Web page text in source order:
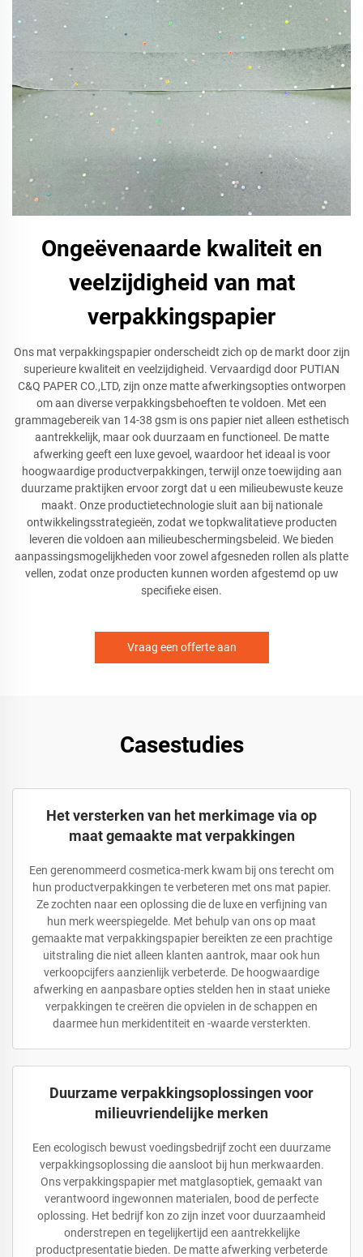
Ongeëvenaarde kwaliteit en
veelzijdigheid van mat
verpakkingspapier
Ons mat verpakkingspapier onderscheidt zich op de markt door zijn
superieure kwaliteit en veelzijdigheid. Vervaardigd door PUTIAN
C&Q PAPER CO.,LTD, zijn onze matte afwerkingsopties ontworpen
om aan diverse verpakkingsbehoeften te voldoen. Met een
grammagebereik van 14-38 gsm is ons papier niet alleen esthetisch
aantrekkelijk, maar ook duurzaam en functioneel. De matte
afwerking geeft een luxe gevoel, waardoor het ideaal is voor
hoogwaardige productverpakkingen, terwijl onze toewijding aan
duurzame praktijken ervoor zorgt dat u een milieubewuste keuze
maakt. Onze productietechnologie sluit aan bij nationale
ontwikkelingsstrategieën, zodat we topkwalitatieve producten
leveren die voldoen aan milieubeschermingsbeleid. We bieden
aanpassingsmogelijkheden voor zowel afgesneden rollen als platte
vellen, zodat onze producten kunnen worden afgestemd op uw
specifieke eisen.
Vraag een offerte aan
Casestudies
Het versterken van het merkimage via op
maat gemaakte mat verpakkingen
Een gerenommeerd cosmetica-merk kwam bij ons terecht om
hun productverpakkingen te verbeteren met ons mat papier.
Ze zochten naar een oplossing die de luxe en verfijning van
hun merk weerspiegelde. Met behulp van ons op maat
gemaakte mat verpakkingspapier bereikten ze een prachtige
uitstraling die niet alleen klanten aantrok, maar ook hun
verkoopcijfers aanzienlijk verbeterde. De hoogwaardige
afwerking en aanpasbare opties stelden hen in staat unieke
verpakkingen te creëren die opvielen in de schappen en
daarmee hun merkidentiteit en -waarde versterkten.
Duurzame verpakkingsoplossingen voor
milieuvriendelijke merken
Een ecologisch bewust voedingsbedrijf zocht een duurzame
verpakkingsoplossing die aansloot bij hun merkwaarden.
Ons verpakkingspapier met matglasoptiek, gemaakt van
verantwoord ingewonnen materialen, bood de perfecte
oplossing. Het bedrijf kon zo zijn inzet voor duurzaamheid
onderstrepen en tegelijkertijd een aantrekkelijke
productpresentatie bieden. De matte afwerking verbeterde